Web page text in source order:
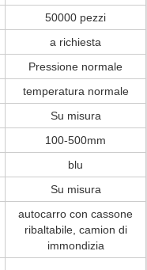
50000 pezzi
a richiesta
Pressione normale
temperatura normale
Su misura
100-500mm
blu
Su misura
autocarro con cassone
ribaltabile, camion di
immondizia